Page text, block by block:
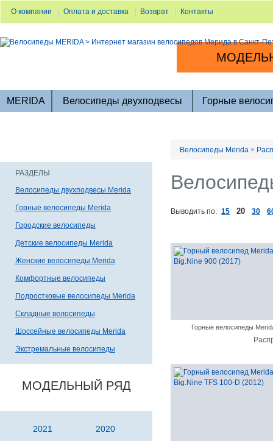
О компании Оплата и доставка Возврат Контакты
MERIDA Велосипеды двухподвесы Горные
РАЗДЕЛЫ
Велосипеды двухподвесы Merida
Горные велосипеды Merida
Городские велосипеды
Детские велосипеды Merida
Женские велосипеды Merida
Комфортные велосипеды
Подростковые велосипеды Merida
Складные велосипеды
Шоссейные велосипеды Merida
Экстремальные велосипеды
МОДЕЛЬНЫЙ РЯД
2021
2020
Велосипеды Merida »
Выводить по: 15 20 30
Горные велосипеды